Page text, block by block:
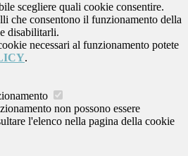
scegliere quali cookie consentire.
che consentono il funzionamento della
disabilitarli.
necessari al funzionamento potete
.
non possono essere
l'elenco nella pagina della cookie